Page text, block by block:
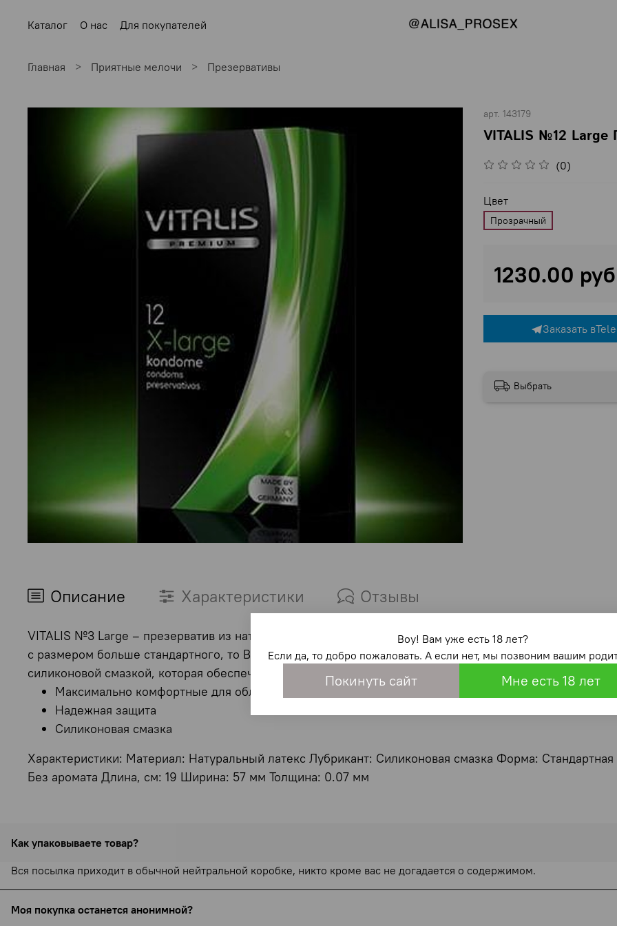
Каталог О нас Для покупателей
Главная Приятные мелочи Презервативы
арт. 143179
VITALIS №12 Large
(0)
Цвет
Прозрачный
1230.00 руб
Заказать в
Выбрать
Описание Характеристики Отзывы
VITALIS №3 Large – презерватив из натурального каучукового латекса, увеличенного размера с
с размером больше стандартного, то Вам будет более комфортно и надежно использовать
силиконовой смазкой, которая обеспечит максимально естественные ощущения. Преимущества:
Максимально комфортные для обладателей больших размеров
Надежная защита
Силиконовая смазка
Характеристики: Материал: Натуральный латекс Лубрикант: Силиконовая смазка Форма:
Без аромата Длина, см: 19 Ширина: 57 мм Толщина: 0.07 мм
Как упаковываете товар?
Вся посылка приходит в обычной нейтральной коробке, никто кроме вас не догадается о содержимом.
Моя покупка останется анонимной?
Воу! Вам уже есть 18 лет?
Если да, то добро пожаловать. А если нет, мы позвоним вашим
Покинуть сайт Мне есть 18 лет